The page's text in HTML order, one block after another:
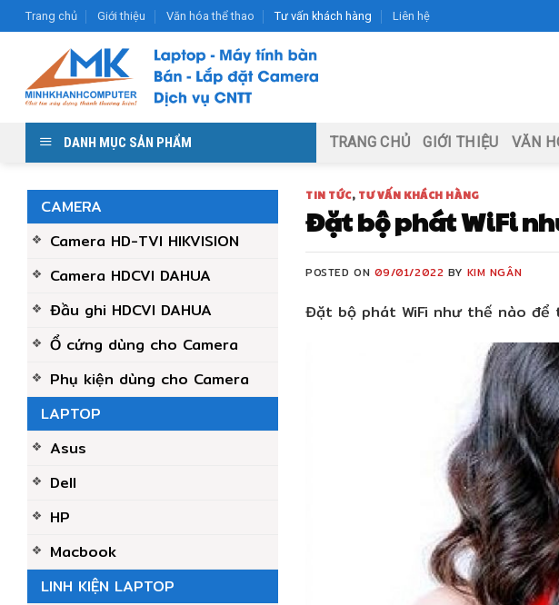
Skip
to
content
Trang chủ Giới thiệu Văn hóa thể thao Tư vấn khách hàng Liên hệ
DANH MỤC SẢN PHẨM TRANG CHỦ GIỚI THIỆU VĂN
CAMERA
Camera HD-TVI HIKVISION
Camera HDCVI DAHUA
Đầu ghi HDCVI DAHUA
Ổ cứng dùng cho Camera
Phụ kiện dùng cho Camera
LAPTOP
Asus
Dell
HP
Macbook
LINH KIỆN LAPTOP
TIN TỨC, TƯ VẤN KHÁCH HÀNG
Đặt bộ phát WiFi
POSTED ON 09/01/2022 BY KIM NGÂN
Đặt bộ phát WiFi như thế nào